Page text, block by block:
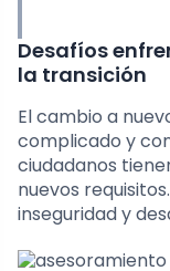
Desafíos
la transición
El cambio a
complicado y
ciudadanos
nuevos
inseguridad y